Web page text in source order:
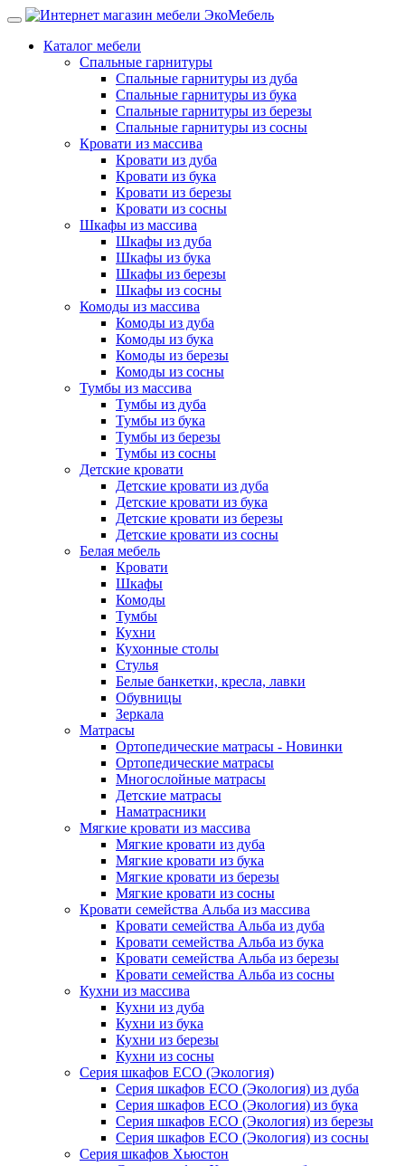
Каталог мебели
Спальные гарнитуры
Спальные гарнитуры из дуба
Спальные гарнитуры из бука
Спальные гарнитуры из березы
Спальные гарнитуры из сосны
Кровати из массива
Кровати из дуба
Кровати из бука
Кровати из березы
Кровати из сосны
Шкафы из массива
Шкафы из дуба
Шкафы из бука
Шкафы из березы
Шкафы из сосны
Комоды из массива
Комоды из дуба
Комоды из бука
Комоды из березы
Комоды из сосны
Тумбы из массива
Тумбы из дуба
Тумбы из бука
Тумбы из березы
Тумбы из сосны
Детские кровати
Детские кровати из дуба
Детские кровати из бука
Детские кровати из березы
Детские кровати из сосны
Белая мебель
Кровати
Шкафы
Комоды
Тумбы
Кухни
Кухонные столы
Стулья
Белые банкетки, кресла, лавки
Обувницы
Зеркала
Матрасы
Ортопедические матрасы - Новинки
Ортопедические матрасы
Многослойные матрасы
Детские матрасы
Наматрасники
Мягкие кровати из массива
Мягкие кровати из дуба
Мягкие кровати из бука
Мягкие кровати из березы
Мягкие кровати из сосны
Кровати семейства Альба из массива
Кровати семейства Альба из дуба
Кровати семейства Альба из бука
Кровати семейства Альба из березы
Кровати семейства Альба из сосны
Кухни из массива
Кухни из дуба
Кухни из бука
Кухни из березы
Кухни из сосны
Серия шкафов ECO (Экология)
Серия шкафов ECO (Экология) из дуба
Серия шкафов ECO (Экология) из бука
Серия шкафов ECO (Экология) из березы
Серия шкафов ECO (Экология) из сосны
Серия шкафов Хьюстон